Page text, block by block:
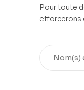
Pour toute
efforcerons